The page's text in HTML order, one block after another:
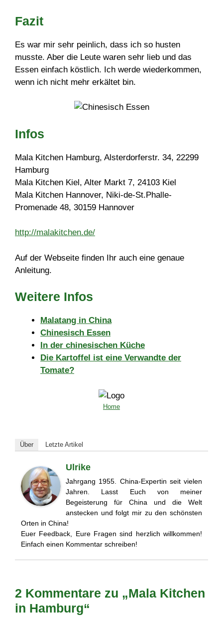
Fazit
Es war mir sehr peinlich, dass ich so husten
musste. Aber die Leute waren sehr lieb und das
Essen einfach köstlich. Ich werde wiederkommen,
wenn ich nicht mehr erkältet bin.
Infos
Mala Kitchen Hamburg, Alsterdorferstr. 34, 22299
Hamburg
Mala Kitchen Kiel, Alter Markt 7, 24103 Kiel
Mala Kitchen Hannover, Niki-de-St.Phalle-
Promenade 48, 30159 Hannover
http://malakitchen.de/
Auf der Webseite finden Ihr auch eine genaue
Anleitung.
Weitere Infos
Malatang in China
Chinesisch Essen
In der chinesischen Küche
Die Kartoffel ist eine Verwandte der
Tomate?
Home
Über Letzte Artikel
Ulrike
Jahrgang 1955. China-Expertin seit vielen
Jahren. Lasst Euch von meiner
Begeisterung für China und die Welt
anstecken und folgt mir zu den schönsten
Orten in China!
Euer Feedback, Eure Fragen sind herzlich willkommen!
Einfach einen Kommentar schreiben!
2 Kommentare zu „Mala Kitchen
in Hamburg“